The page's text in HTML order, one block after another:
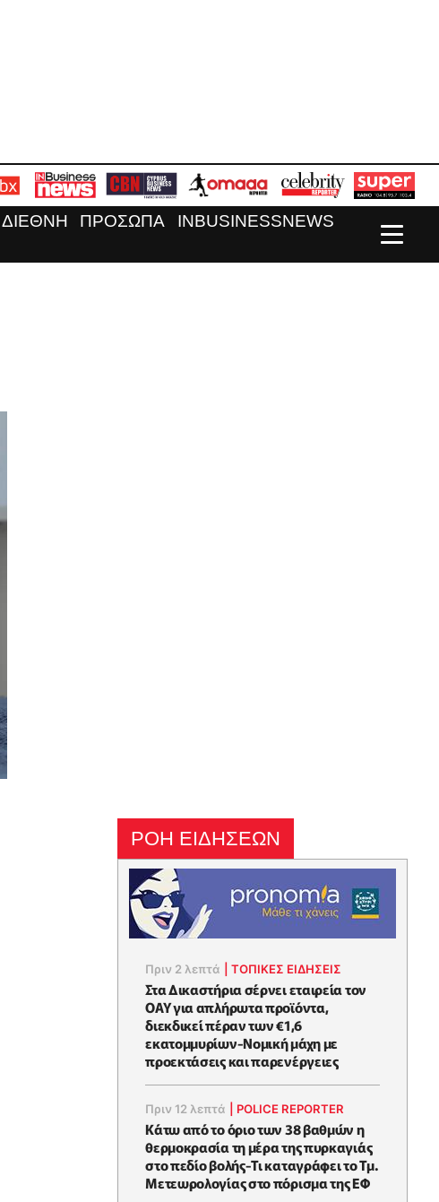
ΔΙΕΘΝΗ ΠΡΟΣΩΠΑ
INBUSINESSNEWS
ΡΟΗ ΕΙΔΗΣΕΩΝ
Πριν 2 λεπτά |ΤΟΠΙΚΕΣ ΕΙΔΗΣΕΙΣ
Στα Δικαστήρια σέρνει εταιρεία τον
ΟΑΥ για απλήρωτα προϊόντα,
διεκδικεί πέραν των €1,6
εκατομμυρίων-Νομική μάχη με
προεκτάσεις και παρενέργειες
Πριν 12 λεπτά POLICE REPORTER
Κάτω από το όριο των 38 βαθμών η
θερμοκρασία τη μέρα της πυρκαγιάς
στο πεδίο βολής-Τι καταγράφει το Τμ.
Μετεωρολογίας στο πόρισμα της ΕΦ